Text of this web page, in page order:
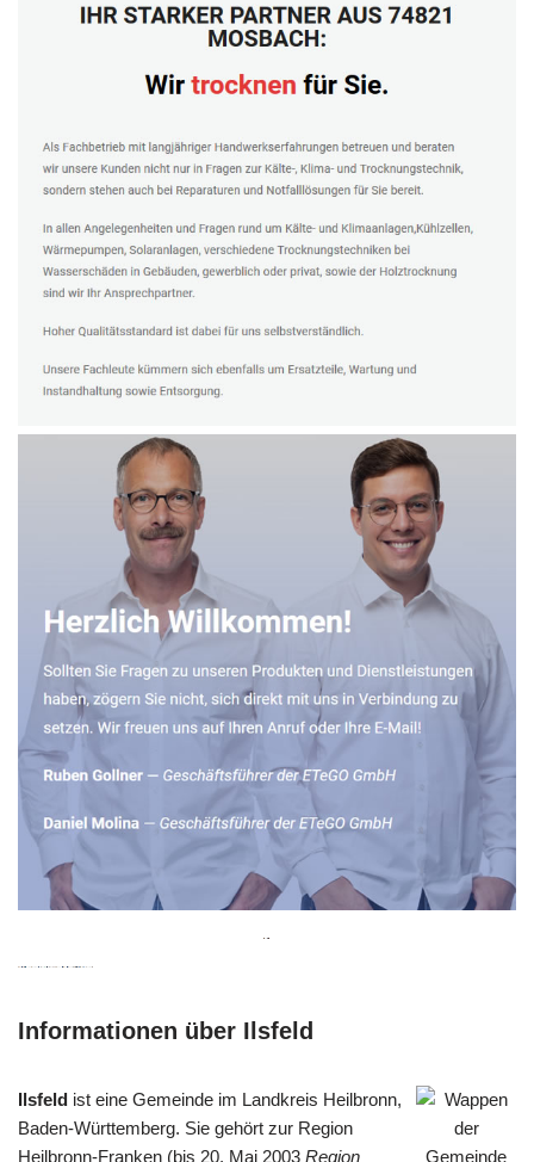
Informationen über Ilsfeld
Ilsfeld ist eine Gemeinde im Landkreis Heilbronn,
Baden-Württemberg. Sie gehört zur Region
Heilbronn-Franken (bis 20. Mai 2003 Region